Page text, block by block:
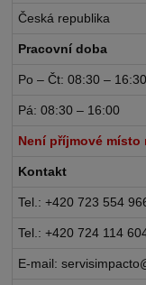
Česká republika
Pracovní doba
Po – Čt: 08:30 – 16:30
Pá: 08:30 – 16:00
Není příjmové místo
Kontakt
Tel.: +420 723 554
Tel.: +420 724 114
E-mail: